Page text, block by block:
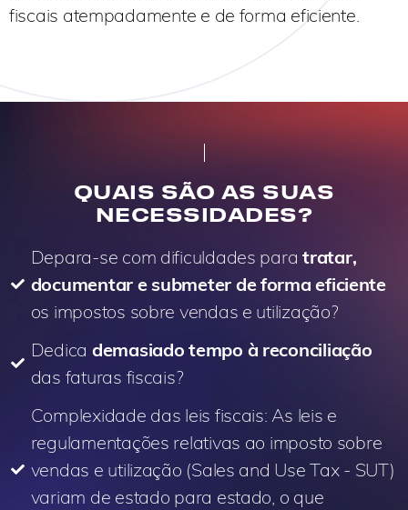
fiscais atempadamente e de forma eficiente.
QUAIS SÃO AS SUAS
NECESSIDADES?
Depara-se com dificuldades paratratar,
documentar e submeter de forma eficiente
os impostos sobre vendas e utilização?
Dedica demasiado tempo à reconciliação
das faturas fiscais?
Complexidade das leis fiscais: As leis e
regulamentações relativas ao imposto sobre
vendas e utilização (Sales and Use Tax - SUT)
variam de estado para estado, o que